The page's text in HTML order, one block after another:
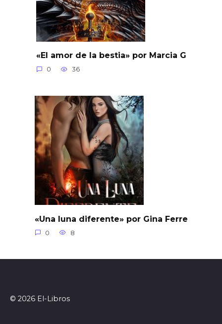
«El amor de la bestia» por Marcia G
0 36
«Una luna diferente» por Gina Ferre
0 8
© 2026 El-Libros